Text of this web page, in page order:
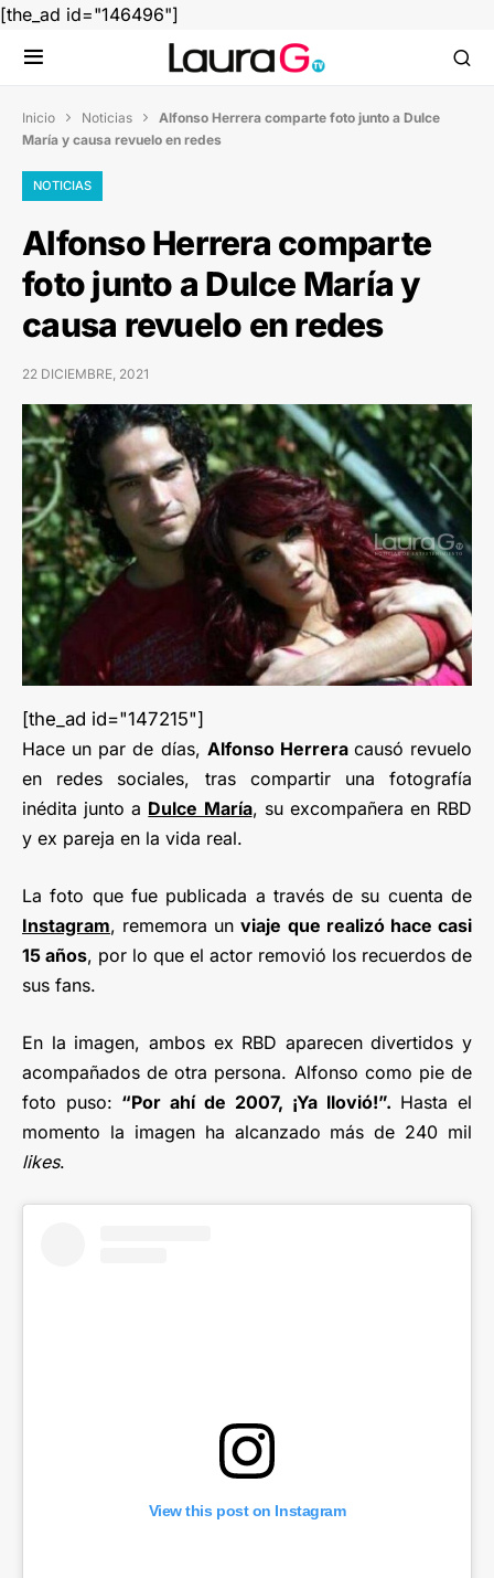
[the_ad id="146496"]
Inicio  Noticias  Alfonso Herrera comparte foto junto a Dulce
María y causa revuelo en redes
NOTICIAS
Alfonso Herrera comparte
foto junto a Dulce María y
causa revuelo en redes
22 DICIEMBRE, 2021
[the_ad id="147215"]
Hace un par de días, Alfonso Herrera causó revuelo
en redes sociales, tras compartir una fotografía
inédita junto a Dulce María, su excompañera en RBD
y ex pareja en la vida real.
La foto que fue publicada a través de su cuenta de
Instagram, rememora unviaje que realizó hace casi
15 años, por lo que el actor removió los recuerdos de
sus fans.
En la imagen, ambos ex RBD aparecen divertidos y
acompañados de otra persona. Alfonso como pie de
foto puso: “Por ahí de 2007, ¡Ya llovió!”. Hasta el
momento la imagen ha alcanzado más de 240 mil
likes.
View this post on Instagram